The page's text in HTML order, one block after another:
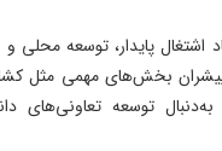
اشتغال پایدار، توسعه محلی
بخش‌های مهمی مثل
توسعه تعاونی‌های